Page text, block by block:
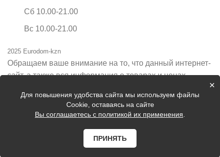
Сб 10.00-21.00
Вс 10.00-21.00
2025 Eurodom-kzn
Обращаем ваше внимание на то, что данный интернет-
сайт, а также вся информация о товарах и ценах,
информационный характер и ни при каких условиях не
является публичной офертой, определяемой
Российской Федерации.
Цены на сайте могут быть неактуальные, уточняйте
×
Для повышения удобства сайта мы используем файлы
Cookie, оставаясь на сайте
Вы соглашаетесь с политикой их применения
ПРИНЯТЬ